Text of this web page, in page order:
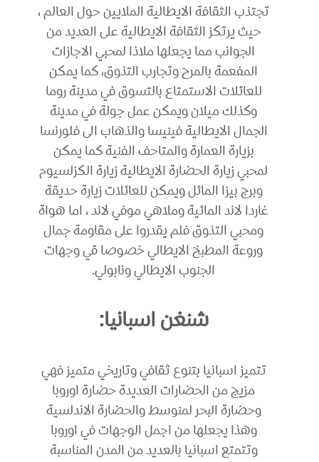
تجتذب الثقافة الايطالية الملايين حول العالم ،
حيث يرتكز الثقافة الايطالية على العديد من
الجوانب مما يجعلها ملاذا لمحبي الاجازات
المفعمة بالمرح وتجارب التذوق، كما يمكن
للعائلات الاستمتاع بالتسوق في مدينة روما
وكذلك ميلان ويمكن عمل جولة في مدينة
الجمال الايطالية فينيسا والذهاب الى فلورنسا
بزيارة العمارة والمتاحف الفنية كما يمكن
لمحبي زيارة الحضارة الايطالية زيارة الكزلسيوم
وبرج بيزا المائل ويمكن للعائلات زيارة حديقة
غاردا لاند المائية وملاهي موفي لاند ، اما هواة
ومحبي التذوق فلم يقدروا على مقاومة جمال
وروعة المطبخ الايطالي خصوصا قي وجهات
الجنوب الايطالي ونابولي.
شنغن اسبانيا:
تتميز اسبانيا بتنوع ثقافي وتاريخي متميز فهي
مزيج من الحضارات العديدة حضارة اوروبا
وحضارة البحر لمنوسط والحضارة الاندلسية
وهذا يجعلها من اجمل الوجهات في اوروبا
وتتمتع اسبانيا بالعديد من المدن المناسبة